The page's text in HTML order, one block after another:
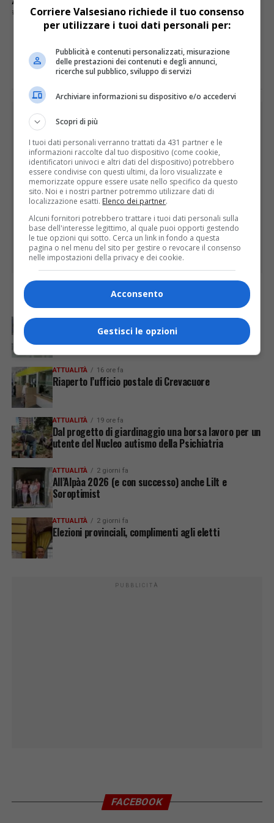
RADUNO
E TU COSA NE PENSI?
ULTIME
ATTUALITÀ 14 ore fa
Dalla Regione Piemonte 330 mila euro per le
caserme della Guardia di Finanza
ATTUALITÀ 16 ore fa
Riaperto l’ufficio postale di Crevacuore
ATTUALITÀ 19 ore fa
Dal progetto di giardinaggio una borsa lavoro per un
utente del Nucleo autismo della Psichiatria
ATTUALITÀ 2 giorni fa
All’Alpàa 2026 (e con successo) anche Lilt e
Soroptimist
ATTUALITÀ 2 giorni fa
Elezioni provinciali, complimenti agli eletti
PUBBLICITÀ
FACEBOOK
Corriere Valsesiano richiede il tuo consenso
per utilizzare i tuoi dati personali per:
Pubblicità e contenuti personalizzati, misurazione
delle prestazioni dei contenuti e degli annunci,
ricerche sul pubblico, sviluppo di servizi
Archiviare informazioni su dispositivo e/o accedervi
Scopri di più
I tuoi dati personali verranno trattati da 431 partner e le
informazioni raccolte dal tuo dispositivo (come cookie,
identificatori univoci e altri dati del dispositivo) potrebbero
essere condivise con questi ultimi, da loro visualizzate e
memorizzate oppure essere usate nello specifico da questo
sito. Noi e i nostri partner potremmo utilizzare dati di
localizzazione esatti. Elenco dei partner.
Alcuni fornitori potrebbero trattare i tuoi dati personali sulla
base dell'interesse legittimo, al quale puoi opporti gestendo
le tue opzioni qui sotto. Cerca un link in fondo a questa
pagina o nel menu del sito per gestire o revocare il consenso
nelle impostazioni della privacy e dei cookie.
Acconsento
Gestisci le opzioni